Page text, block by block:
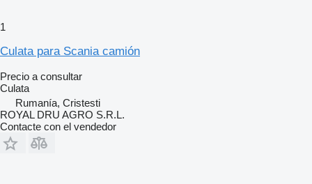
1
Culata para Scania camión
Precio a consultar
Culata
Rumanía, Cristesti
ROYAL DRU AGRO S.R.L.
Contacte con el vendedor